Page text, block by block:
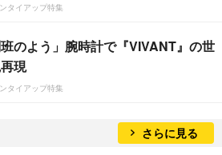
タイアップ特集
班のよう」腕時計で『VIVANT』の世
現
タイアップ特集
さらに見る